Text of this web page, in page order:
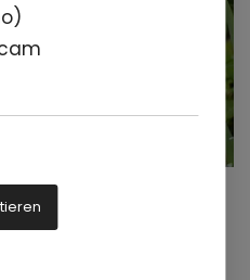
Wiese
Stück Natur